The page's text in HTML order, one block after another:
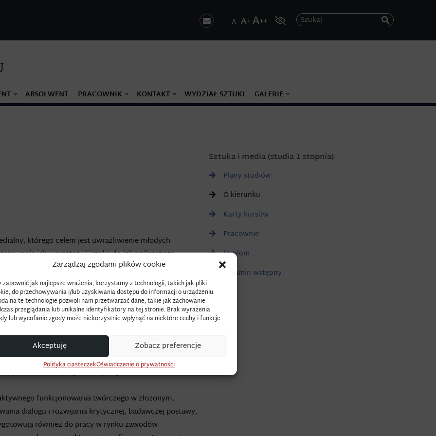
Zarządzaj zgodami plików cookie
zapewnić jak najlepsze wrażenia, korzystamy z technologii, takich jak pliki
do przechowywania i/lub uzyskiwania dostępu do informacji o urządzeniu.
na te technologie pozwoli nam przetwarzać dane, takie jak zachowanie
przeglądania lub unikalne identyfikatory na tej stronie. Brak wyrażenia
lub wycofanie zgody może niekorzystnie wpłynąć na niektóre cechy i funkcje.
Akceptuję Zobacz preferencje
Polityka ciasteczekOświadczenie o prywatności
Szukaj
ABSOLWENT PRACOWNIK KONTAKT WYDZIAŁ SZTUKI GALERIE
którego celem jest uwrażliwienie młodych
ich warsztatu i języka do jak najlepszego
swobodę kształtowania własnej drogi artystycznej.
kątem własnych zainteresowań artystycznych,
przestrzennych, multimediów, fotografii narracyjnej,
animacji, rysunku itd.
sztuki współczesnej, która wspomaga twórców
spójnego przekazu artystycznego.
projekt zespołowy, który rozwija umiejętności
zarządzanie czasem. Zajęcia mają
przez dwóch specjalistów / artystów,
funkcjonowania twórczego w złożonym,
dialogu i rozwijania krytycznej, badawczej postawy,
również do pracy w rynku zawodów
Sztuka i media (studia 1 stopnia)
Plany studiów
O kierunku
Karty kursów
Pracownie
Dyplom
Egzamin wstępny